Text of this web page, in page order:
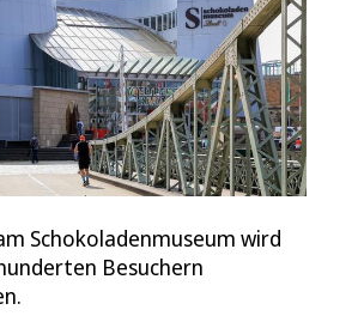
Schokoladenmuseum wird
Besuchern